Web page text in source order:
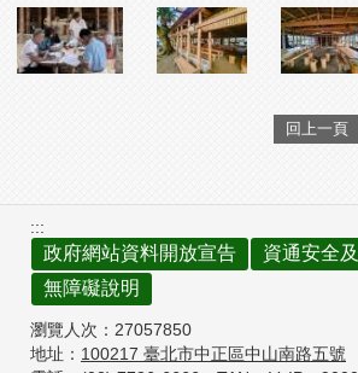
回上一頁
:::
政府網站資料開放宣告
資通安全
無障礙說明
瀏覽人次： 27057850
地址： 100217 臺北市中正區中山南路五號